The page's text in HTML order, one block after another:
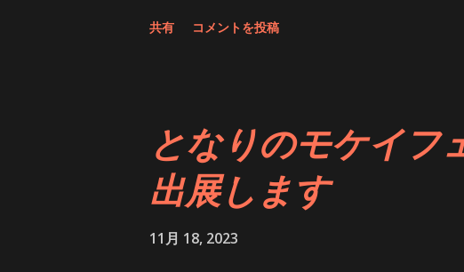
してみた ダメなプロジェクトフ
TargetFrameworks > net7.0-
共有 コメントを投稿
となりのモケイフ
出展します
11月 18, 2023